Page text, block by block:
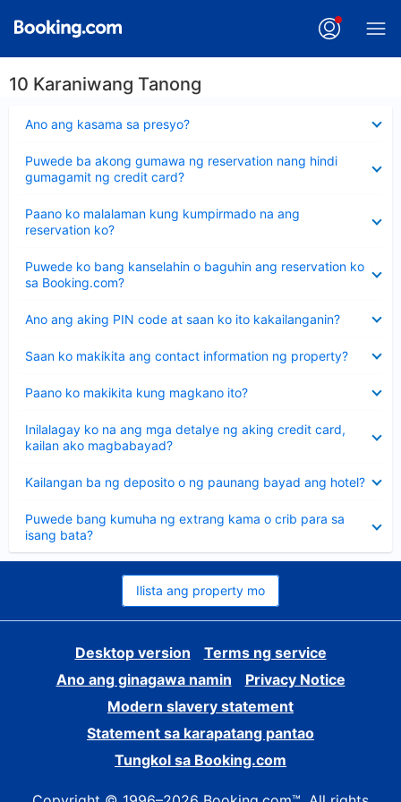
10 Karaniwang Tanong
Ano ang kasama sa presyo?
ang
Puwede ba akong gumawa ng reservation nang hindi
gumagamit ng credit card?
ang
sagot
Paano ko malalaman kung kumpirmado na ang
reservation ko?
ang
sagot
Puwede ko bang kanselahin o baguhin ang reservation ko
sa Booking.com?
ang
sagot
Ano ang aking PIN code at saan ko ito kakailanganin?
ang
Saan ko makikita ang contact information ng property?
ang
Paano ko makikita kung magkano ito?
ang
Inilalagay ko na ang mga detalye ng aking credit card,
kailan ako magbabayad?
ang
sagot
Kailangan ba ng deposito o ng paunang bayad ang hotel?
ang
Puwede bang kumuha ng extrang kama o crib para sa
isang bata?
ang
sagot
Ilista ang property mo
Desktop version
Terms ng service
Ano ang ginagawa namin
Privacy Notice
Modern slavery statement
Statement sa karapatang pantao
Tungkol sa Booking.com